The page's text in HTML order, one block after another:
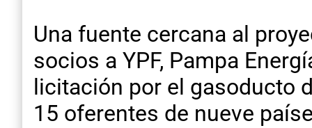
Una fuente cercana al
socios a YPF, Pampa
licitación por el gasoducto
15 oferentes de nueve